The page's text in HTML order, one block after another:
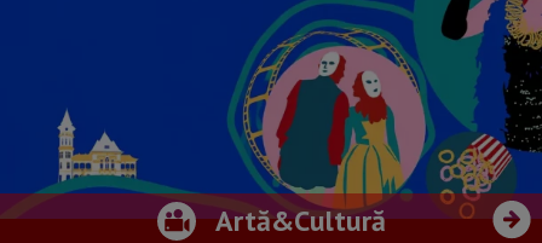
Artă&Cultură